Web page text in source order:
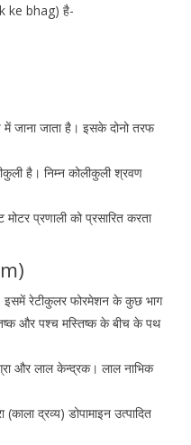
ke bhag) है-
जाना जाता है। इसके दोनो तरफ
है। निम्न कोलीकुली श्रवण
प्रणाली को प्रसारित करता
इसमें रेटीकुलर फोरमेशन के कुछ भाग
और पश्च मस्तिष्क के बीच के पथ
और लाल केन्द्रक। लाल नाभिक
द्रव्य) डोपामाइन उत्पादित